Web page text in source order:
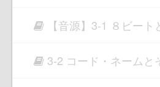
【音源】3-1 ８ビー
3-2 コード・ネームと